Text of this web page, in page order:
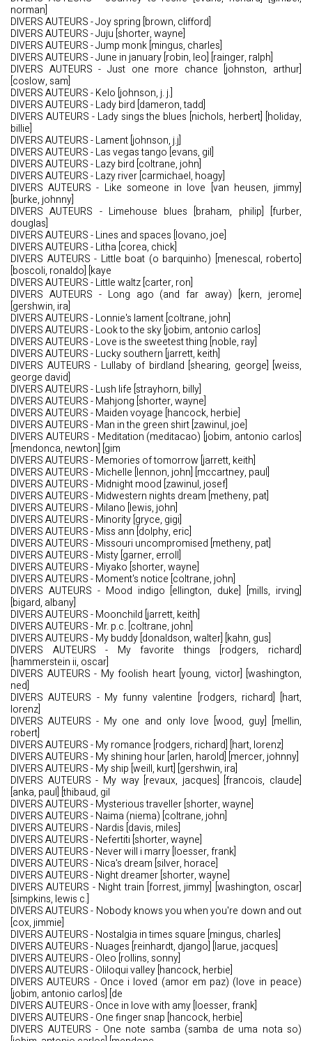
norman]
DIVERS AUTEURS - Joy spring [brown, clifford]
DIVERS AUTEURS - Juju [shorter, wayne]
DIVERS AUTEURS - Jump monk [mingus, charles]
DIVERS AUTEURS - June in january [robin, leo] [rainger, ralph]
DIVERS AUTEURS - Just one more chance [johnston, arthur]
[coslow, sam]
DIVERS AUTEURS - Kelo [johnson, j. j.]
DIVERS AUTEURS - Lady bird [dameron, tadd]
DIVERS AUTEURS - Lady sings the blues [nichols, herbert] [holiday,
billie]
DIVERS AUTEURS - Lament [johnson, j.j]
DIVERS AUTEURS - Las vegas tango [evans, gil]
DIVERS AUTEURS - Lazy bird [coltrane, john]
DIVERS AUTEURS - Lazy river [carmichael, hoagy]
DIVERS AUTEURS - Like someone in love [van heusen, jimmy]
[burke, johnny]
DIVERS AUTEURS - Limehouse blues [braham, philip] [furber,
douglas]
DIVERS AUTEURS - Lines and spaces [lovano, joe]
DIVERS AUTEURS - Litha [corea, chick]
DIVERS AUTEURS - Little boat (o barquinho) [menescal, roberto]
[boscoli, ronaldo] [kaye
DIVERS AUTEURS - Little waltz [carter, ron]
DIVERS AUTEURS - Long ago (and far away) [kern, jerome]
[gershwin, ira]
DIVERS AUTEURS - Lonnie's lament [coltrane, john]
DIVERS AUTEURS - Look to the sky [jobim, antonio carlos]
DIVERS AUTEURS - Love is the sweetest thing [noble, ray]
DIVERS AUTEURS - Lucky southern [jarrett, keith]
DIVERS AUTEURS - Lullaby of birdland [shearing, george] [weiss,
george david]
DIVERS AUTEURS - Lush life [strayhorn, billy]
DIVERS AUTEURS - Mahjong [shorter, wayne]
DIVERS AUTEURS - Maiden voyage [hancock, herbie]
DIVERS AUTEURS - Man in the green shirt [zawinul, joe]
DIVERS AUTEURS - Meditation (meditacao) [jobim, antonio carlos]
[mendonca, newton] [gim
DIVERS AUTEURS - Memories of tomorrow [jarrett, keith]
DIVERS AUTEURS - Michelle [lennon, john] [mccartney, paul]
DIVERS AUTEURS - Midnight mood [zawinul, josef]
DIVERS AUTEURS - Midwestern nights dream [metheny, pat]
DIVERS AUTEURS - Milano [lewis, john]
DIVERS AUTEURS - Minority [gryce, gigi]
DIVERS AUTEURS - Miss ann [dolphy, eric]
DIVERS AUTEURS - Missouri uncompromised [metheny, pat]
DIVERS AUTEURS - Misty [garner, erroll]
DIVERS AUTEURS - Miyako [shorter, wayne]
DIVERS AUTEURS - Moment's notice [coltrane, john]
DIVERS AUTEURS - Mood indigo [ellington, duke] [mills, irving]
[bigard, albany]
DIVERS AUTEURS - Moonchild [jarrett, keith]
DIVERS AUTEURS - Mr. p.c. [coltrane, john]
DIVERS AUTEURS - My buddy [donaldson, walter] [kahn, gus]
DIVERS AUTEURS - My favorite things [rodgers, richard]
[hammerstein ii, oscar]
DIVERS AUTEURS - My foolish heart [young, victor] [washington,
ned]
DIVERS AUTEURS - My funny valentine [rodgers, richard] [hart,
lorenz]
DIVERS AUTEURS - My one and only love [wood, guy] [mellin,
robert]
DIVERS AUTEURS - My romance [rodgers, richard] [hart, lorenz]
DIVERS AUTEURS - My shining hour [arlen, harold] [mercer, johnny]
DIVERS AUTEURS - My ship [weill, kurt] [gershwin, ira]
DIVERS AUTEURS - My way [revaux, jacques] [francois, claude]
[anka, paul] [thibaud, gil
DIVERS AUTEURS - Mysterious traveller [shorter, wayne]
DIVERS AUTEURS - Naima (niema) [coltrane, john]
DIVERS AUTEURS - Nardis [davis, miles]
DIVERS AUTEURS - Nefertiti [shorter, wayne]
DIVERS AUTEURS - Never will i marry [loesser, frank]
DIVERS AUTEURS - Nica's dream [silver, horace]
DIVERS AUTEURS - Night dreamer [shorter, wayne]
DIVERS AUTEURS - Night train [forrest, jimmy] [washington, oscar]
[simpkins, lewis c.]
DIVERS AUTEURS - Nobody knows you when you're down and out
[cox, jimmie]
DIVERS AUTEURS - Nostalgia in times square [mingus, charles]
DIVERS AUTEURS - Nuages [reinhardt, django] [larue, jacques]
DIVERS AUTEURS - Oleo [rollins, sonny]
DIVERS AUTEURS - Oliloqui valley [hancock, herbie]
DIVERS AUTEURS - Once i loved (amor em paz) (love in peace)
[jobim, antonio carlos] [de
DIVERS AUTEURS - Once in love with amy [loesser, frank]
DIVERS AUTEURS - One finger snap [hancock, herbie]
DIVERS AUTEURS - One note samba (samba de uma nota so)